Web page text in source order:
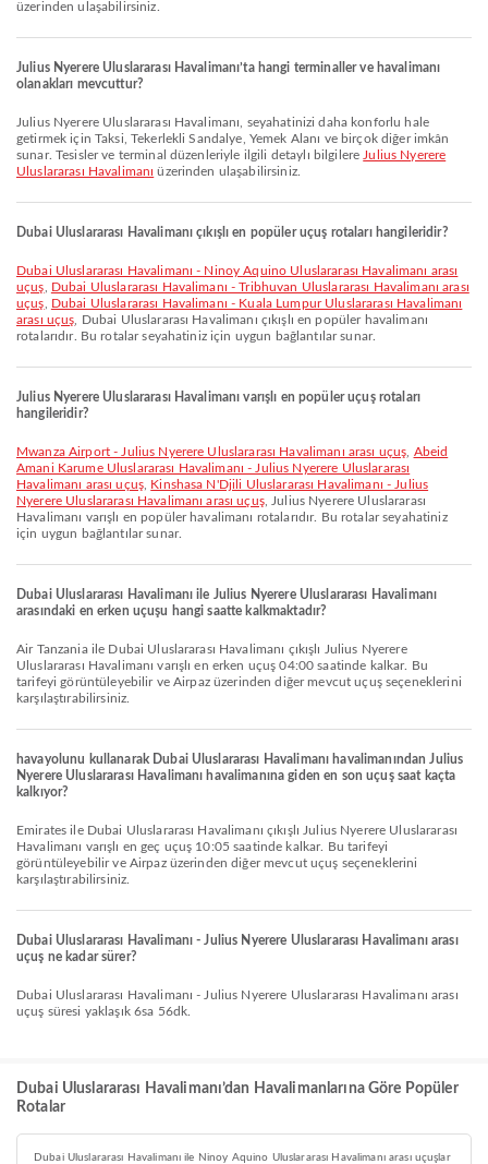
üzerinden ulaşabilirsiniz.
Julius Nyerere Uluslararası Havalimanı’ta hangi terminaller ve havalimanı
olanakları mevcuttur?
Julius Nyerere Uluslararası Havalimanı, seyahatinizi daha konforlu hale
getirmek için Taksi, Tekerlekli Sandalye, Yemek Alanı ve birçok diğer imkân
sunar. Tesisler ve terminal düzenleriyle ilgili detaylı bilgilere Julius Nyerere
Uluslararası Havalimanı üzerinden ulaşabilirsiniz.
Dubai Uluslararası Havalimanı çıkışlı en popüler uçuş rotaları hangileridir?
Dubai Uluslararası Havalimanı - Ninoy Aquino Uluslararası Havalimanı arası
uçuş
Dubai Uluslararası Havalimanı - Tribhuvan Uluslararası Havalimanı arası
uçuş
Dubai Uluslararası Havalimanı - Kuala Lumpur Uluslararası Havalimanı
arası uçuş , Dubai Uluslararası Havalimanı çıkışlı en popüler havalimanı
rotalarıdır. Bu rotalar seyahatiniz için uygun bağlantılar sunar.
Julius Nyerere Uluslararası Havalimanı varışlı en popüler uçuş rotaları
hangileridir?
Mwanza Airport - Julius Nyerere Uluslararası Havalimanı arası uçuş Abeid
Amani Karume Uluslararası Havalimanı - Julius Nyerere Uluslararası
Havalimanı arası uçuş, Kinshasa N'Djili Uluslararası Havalimanı - Julius
Nyerere Uluslararası Havalimanı arası uçuş, Julius Nyerere Uluslararası
Havalimanı varışlı en popüler havalimanı rotalarıdır. Bu rotalar seyahatiniz
için uygun bağlantılar sunar.
Dubai Uluslararası Havalimanı ile Julius Nyerere Uluslararası Havalimanı
arasındaki en erken uçuşu hangi saatte kalkmaktadır?
Air Tanzania ile Dubai Uluslararası Havalimanı çıkışlı Julius Nyerere
Uluslararası Havalimanı varışlı en erken uçuş 04:00 saatinde kalkar. Bu
tarifeyi görüntüleyebilir ve Airpaz üzerinden diğer mevcut uçuş seçeneklerini
karşılaştırabilirsiniz.
havayolunu kullanarak Dubai Uluslararası Havalimanı havalimanından Julius
Nyerere Uluslararası Havalimanı havalimanına giden en son uçuş saat kaçta
kalkıyor?
Emirates ile Dubai Uluslararası Havalimanı çıkışlı Julius Nyerere Uluslararası
Havalimanı varışlı en geç uçuş 10:05 saatinde kalkar. Bu tarifeyi
görüntüleyebilir ve Airpaz üzerinden diğer mevcut uçuş seçeneklerini
karşılaştırabilirsiniz.
Dubai Uluslararası Havalimanı - Julius Nyerere Uluslararası Havalimanı arası
uçuş ne kadar sürer?
Dubai Uluslararası Havalimanı - Julius Nyerere Uluslararası Havalimanı arası
uçuş süresi yaklaşık 6sa 56dk.
Dubai Uluslararası Havalimanı’dan Havalimanlarına Göre Popüler
Rotalar
Dubai Uluslararası Havalimanı ile Ninoy Aquino Uluslararası Havalimanı arası uçuşlar